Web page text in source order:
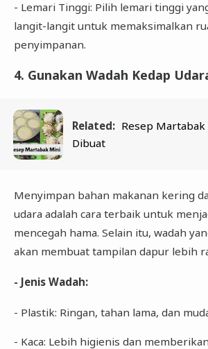
- Lemari Tinggi: Pilih lemari tinggi
langit-langit untuk memaksimalkan
penyimpanan.
4. Gunakan Wadah Kedap
Related: Resep
Dibuat
Menyimpan bahan makanan kering
udara adalah cara terbaik untuk
mencegah hama. Selain itu, wadah
akan membuat tampilan dapur lebih
- Jenis Wadah:
- Plastik: Ringan, tahan lama, dan
- Kaca: Lebih higienis dan